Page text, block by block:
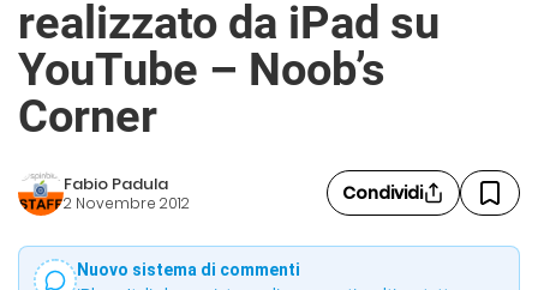
realizzato da iPad su
YouTube – Noob’s
Corner
Fabio Padula
2 Novembre 2012 Condividi
Nuovo sistema di commenti